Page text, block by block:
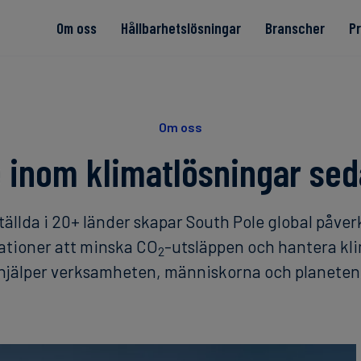
Om oss Hållbarhetslösningar Branscher
Read more
Read more
Om oss
inom klimatlösningar
i 20+ länder skapar South Pole global
att minska CO2-utsläppen och hantera
verksamheten, människorna och